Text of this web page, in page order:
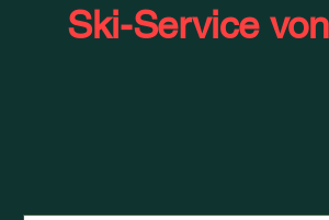
Ski-Service